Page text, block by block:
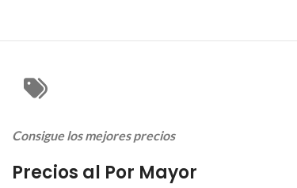
Consigue los mejores precios
Precios al Por Mayor